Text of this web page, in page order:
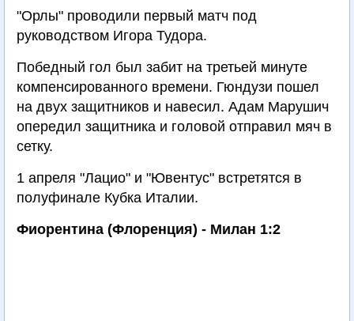
"Орлы" проводили первый матч под
руководством Игора Тудора.
Победный гол был забит на третьей минуте
компенсированного времени. Гюндузи пошел
на двух защитников и навесил. Адам Марушич
опередил защитника и головой отправил мяч в
сетку.
1 апреля "Лацио" и "Ювентус" встретятся в
полуфинале Кубка Италии.
Фиорентина (Флоренция) - Милан 1:2